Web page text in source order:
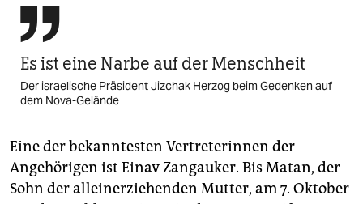

Es ist eine Narbe auf der Menschheit
Der israelische Präsident Jizchak Herzog beim Gedenken auf
dem Nova-Gelände
Eine der bekanntesten Vertreterinnen der
Angehörigen ist Einav Zangauker. Bis Matan, der
Sohn der alleinerziehenden Mutter, am 7. Oktober